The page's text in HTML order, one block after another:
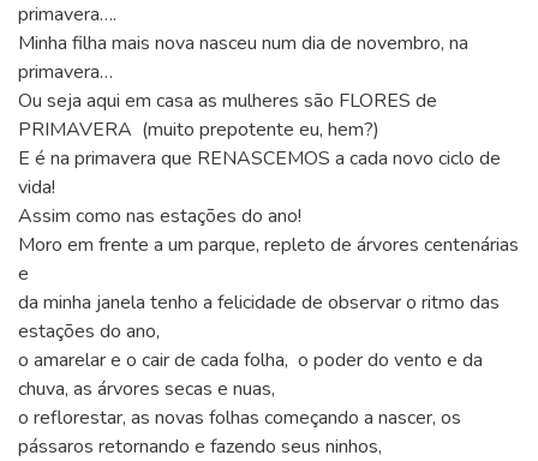
primavera….
Minha filha mais nova nasceu num dia de novembro, na
primavera…
Ou seja aqui em casa as mulheres são FLORES de
PRIMAVERA (muito prepotente eu, hem?)
E é na primavera que RENASCEMOS a cada novo ciclo de
vida!
Assim como nas estações do ano!
Moro em frente a um parque, repleto de árvores centenárias
e
da minha janela tenho a felicidade de observar o ritmo das
estações do ano,
o amarelar e o cair de cada folha, o poder do vento e da
chuva, as árvores secas e nuas,
o reflorestar, as novas folhas começando a nascer, os
pássaros retornando e fazendo seus ninhos,